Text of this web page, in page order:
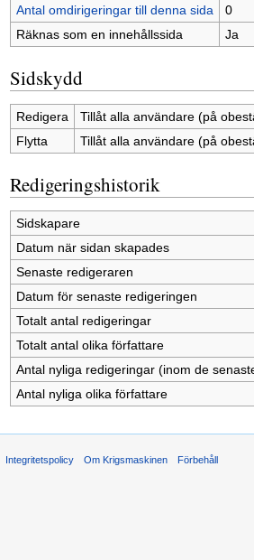
Antal omdirigeringar till denna sida
0
Räknas som en innehållssida
Ja
Sidskydd
Redigera
Tillåt alla användare (på
Flytta
Tillåt alla användare (på
Redigeringshistorik
Sidskapare
Datum när sidan skapades
Senaste redigeraren
Datum för senaste redigeringen
Totalt antal redigeringar
Totalt antal olika författare
Antal nyliga redigeringar (inom de
Antal nyliga olika författare
Integritetspolicy Om Krigsmaskinen Förbehåll